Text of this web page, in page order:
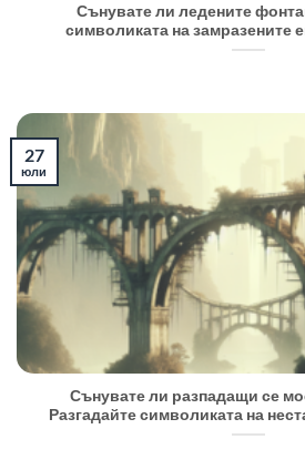
Сънувате ли ледените
символиката на замразените
Сънувате ли разпадащи се
Разгадайте символиката на
27
юли